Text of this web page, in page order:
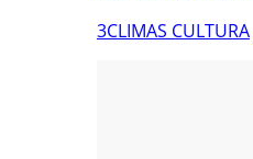
3CLIMAS CULTURA